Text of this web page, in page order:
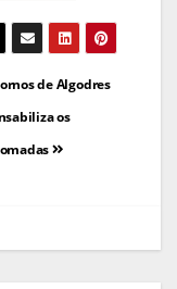
de Algodres
os